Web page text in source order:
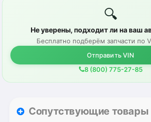
🔍
Не уверены, подходит ли на ваш
Бесплатно подберём запчасти по
Отправить VIN
8 (800) 775-27-85
Сопутствующие товары